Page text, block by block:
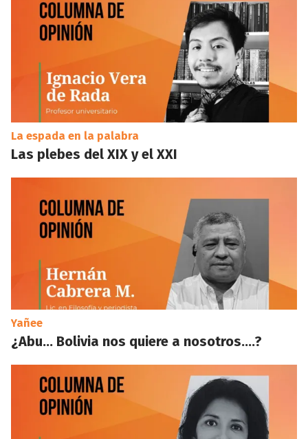
La espada en la palabra
Las plebes del XIX y el XXI
Yañee
¿Abu… Bolivia nos quiere a nosotros….?